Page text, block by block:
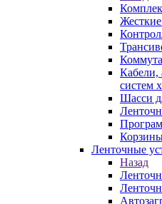
Кабели,
систем
Шасси
Ленточные
Назад